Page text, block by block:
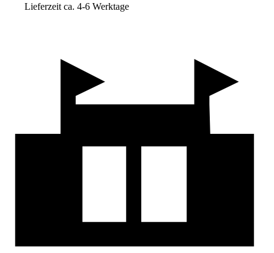
Lieferzeit ca. 4-6 Werktage